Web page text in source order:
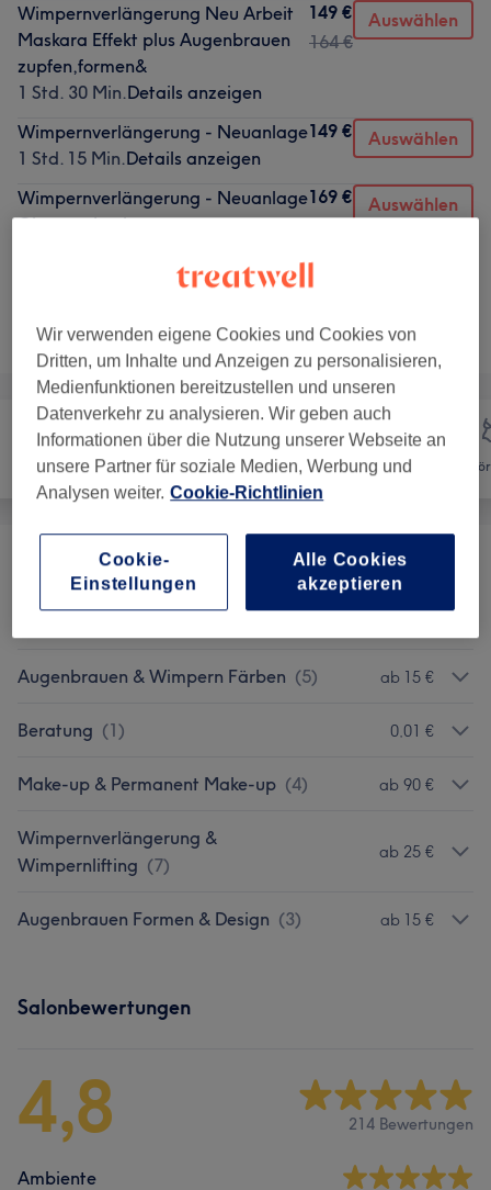
Wimpernverlängerung Neu Arbeit
Maskara Effekt plus Augenbrauen
zupfen,formen&
1 Std. 30 Min.Details anzeigen
149 €
164 €
Auswählen
Wimpernverlängerung - Neuanlage
1 Std. 15 Min.Details anzeigen
149 € Auswählen
Wimpernverlängerung - Neuanlage
Glamour Look
169 € Auswählen
Alle Services
Haarentfernung Gesicht
Promo Pakete (1) ab 39 €
Augenbrauen & Wimpern Färben (5) ab 15 €
Beratung (1) 0,01 €
Make-up & Permanent Make-up (4) ab 90 €
Wimpernverlängerung &
Wimpernlifting (7)
ab 25 €
Augenbrauen Formen & Design (3) ab 15 €
Salonbewertungen
4,8 214 Bewertungen
Ambiente
Wir verwenden eigene Cookies und Cookies von
Dritten, um Inhalte und Anzeigen zu personalisieren,
Medienfunktionen bereitzustellen und unseren
Datenverkehr zu analysieren. Wir geben auch
Informationen über die Nutzung unserer Webseite an
unsere Partner für soziale Medien, Werbung und
Analysen weiter. Cookie-Richtlinien
Cookie-
Einstellungen
Alle Cookies
akzeptieren